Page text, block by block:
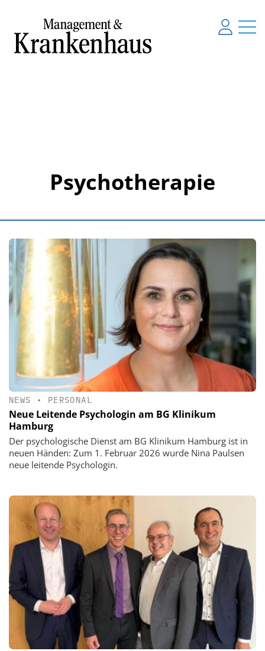
Psychotherapie
NEWS • PERSONAL
Neue Leitende Psychologin am BG Klinikum
Hamburg
Der psychologische Dienst am BG Klinikum Hamburg ist in
neuen Händen: Zum 1. Februar 2026 wurde Nina Paulsen
neue leitende Psychologin.